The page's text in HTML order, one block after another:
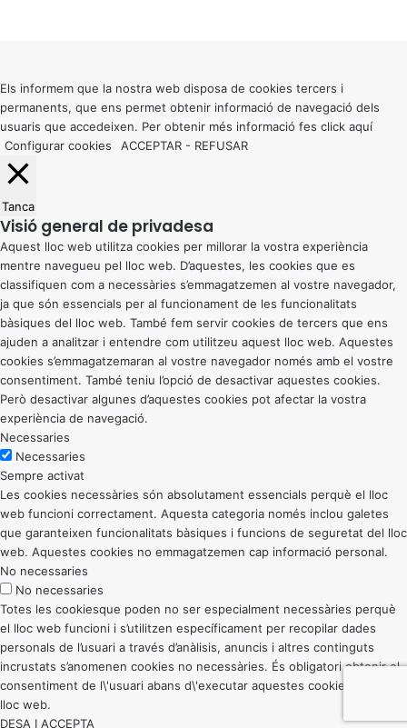
button
Els informem que la nostra web disposa de cookies tercers i
permanents, que ens permet obtenir informació de navegació dels
usuaris que accedeixen. Per obtenir més informació fes click aquí
Configurar cookies
ACCEPTAR - REFUSAR
Tanca
Visió general de privadesa
Aquest lloc web utilitza cookies per millorar la vostra experiència
mentre navegueu pel lloc web. D’aquestes, les cookies que es
classifiquen com a necessàries s’emmagatzemen al vostre navegador,
ja que són essencials per al funcionament de les funcionalitats
bàsiques del lloc web. També fem servir cookies de tercers que ens
ajuden a analitzar i entendre com utilitzeu aquest lloc web. Aquestes
cookies s’emmagatzemaran al vostre navegador només amb el vostre
consentiment. També teniu l’opció de desactivar aquestes cookies.
Però desactivar algunes d’aquestes cookies pot afectar la vostra
experiència de navegació.
Necessaries
Necessaries
Sempre activat
Les cookies necessàries són absolutament essencials perquè el lloc
web funcioni correctament. Aquesta categoria només inclou galetes
que garanteixen funcionalitats bàsiques i funcions de seguretat del lloc
web. Aquestes cookies no emmagatzemen cap informació personal.
No necessaries
No necessaries
Totes les cookiesque poden no ser especialment necessàries perquè
el lloc web funcioni i s’utilitzen específicament per recopilar dades
personals de l’usuari a través d’anàlisis, anuncis i altres continguts
incrustats s’anomenen cookies no necessàries. És obligatori obtenir el
consentiment de l\'usuari abans d\'executar aquestes cookies al vostre
lloc web.
DESA I ACCEPTA